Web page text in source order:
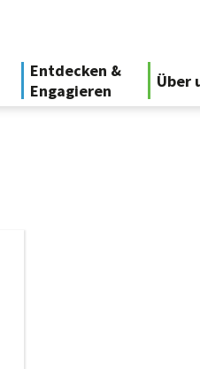
Entdecken &
Engagieren
Über